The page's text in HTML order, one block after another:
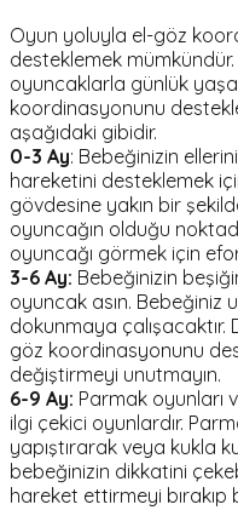
Oyun yoluyla el-göz
desteklemek
oyuncaklarla günlük
koordinasyonunu
aşağıdaki gibidir.
0-3 Ay: Bebeğinizin
hareketini desteklemek
gövdesine yakın bir
oyuncağın olduğu
oyuncağı görmek için
3-6 Ay: Bebeğinizin
oyuncak asın.
dokunmaya
göz koordinasyonunu
değiştirmeyi unutmayın.
6-9 Ay: Parmak oyunları
ilgi çekici oyunlardır.
yapıştırarak veya kukla
bebeğinizin dikkatini
hareket ettirmeyi bırakıp